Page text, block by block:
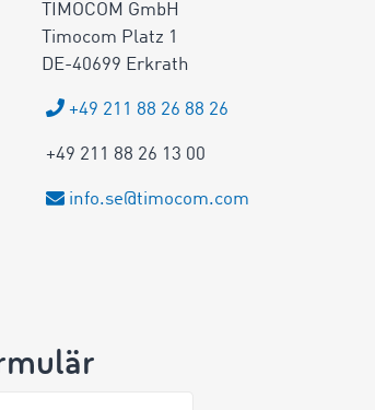
TIMOCOM GmbH
Timocom Platz 1
DE-40699 Erkrath
+49 211 88 26 88 26
+49 211 88 26 13 00
info.se@timocom.com